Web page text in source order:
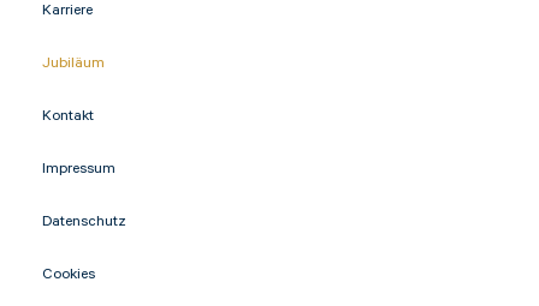
Karriere
Jubiläum
Kontakt
Impressum
Datenschutz
Cookies